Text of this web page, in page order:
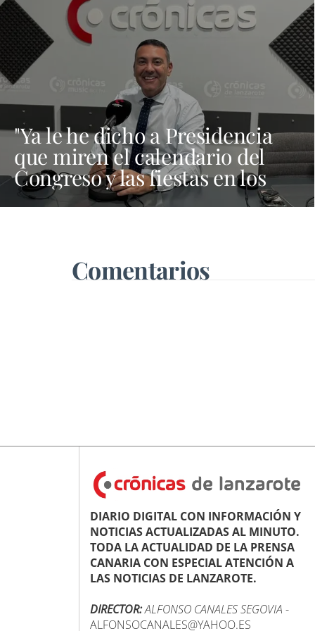
"Ya le he dicho a Presidencia
que miren el calendario del
Congreso y las fiestas en los
municipios porque Dolores
Comentarios
DIARIO DIGITAL CON INFORMACIÓN Y
NOTICIAS ACTUALIZADAS AL MINUTO.
TODA LA ACTUALIDAD DE LA PRENSA
CANARIA CON ESPECIAL ATENCIÓN A
LAS NOTICIAS DE LANZAROTE.
DIRECTOR:ALFONSO CANALES SEGOVIA -
ALFONSOCANALES@YAHOO.ES